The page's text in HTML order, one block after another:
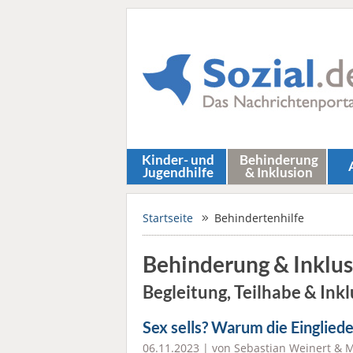
Kinder- und
Jugendhilfe
Behinderung
& Inklusion
Startseite Behindertenhilfe
Behinderung &
Begleitung, Teilhabe &
Sex sells? Warum die
06.11.2023 | von Sebastian Weinert